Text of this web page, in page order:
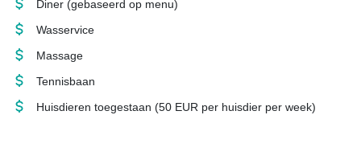
Diner (gebaseerd op menu)
Wasservice
Massage
Tennisbaan
Huisdieren toegestaan (50 EUR per huisdier per week)